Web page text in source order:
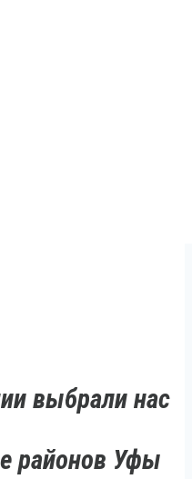
выбрали нас
районов Уфы